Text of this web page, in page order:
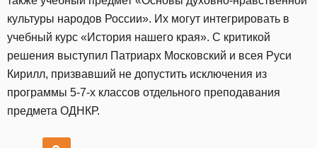
культуры народов России». Их могут интегрировать в
учебный курс «История нашего края». С критикой
решения выступил Патриарх Московский и всея Руси
Кирилл, призвавший не допустить исключения из
программы 5-7-х классов отдельного преподавания
предмета ОДНКР.